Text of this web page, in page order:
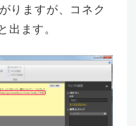
りますが、コネク
ます。